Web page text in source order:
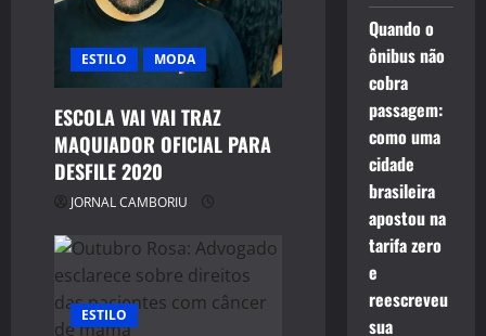
ESTILO MODA
ESCOLA VAI VAI TRAZ
MAQUIADOR OFICIAL PARA
DESFILE 2020
JORNAL CAMBORIU
ESTILO
Quando o
ônibus não
cobra
passagem:
como uma
cidade
brasileira
apostou na
tarifa zero
e
reescreveu
sua